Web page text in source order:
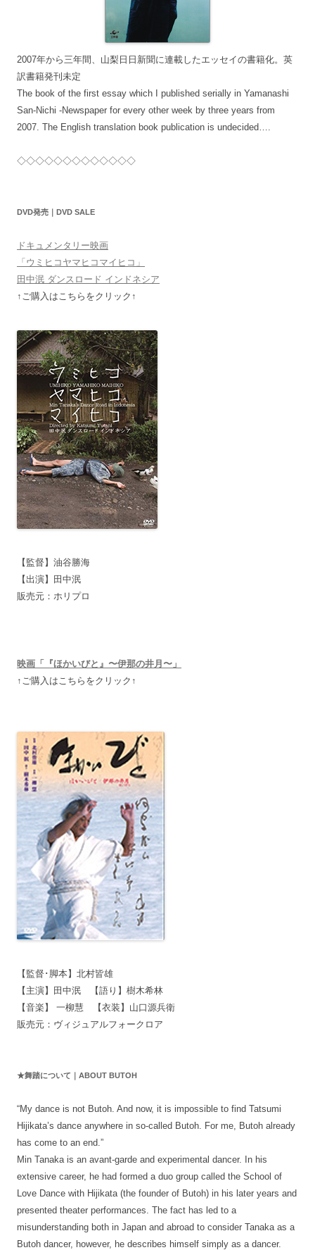
2007年から三年間、山梨日日新聞に連載したエッセイの書籍化。英
訳書籍発刊未定
The book of the first essay which I published serially in Yamanashi
San-Nichi -Newspaper for every other week by three years from
2007. The English translation book publication is undecided….
◇◇◇◇◇◇◇◇◇◇◇◇◇
DVD発売｜DVD SALE
ドキュメンタリー映画
「ウミヒコヤマヒコマイヒコ」
田中泯 ダンスロード インドネシア
↑ご購入はこちらをクリック↑
【監督】油谷勝海
【出演】田中泯
販売元：ホリプロ
映画「『ほかいびと』〜伊那の井月〜」
↑ご購入はこちらをクリック↑
【監督･脚本】北村皆雄
【主演】田中泯 【語り】樹木希林
【音楽】 一柳慧 【衣装】山口源兵衛
販売元：ヴィジュアルフォークロア
★舞踏について｜ABOUT BUTOH
“My dance is not Butoh. And now, it is impossible to find Tatsumi
Hijikata’s dance anywhere in so-called Butoh. For me, Butoh already
has come to an end.”
Min Tanaka is an avant-garde and experimental dancer. In his
extensive career, he had formed a duo group called the School of
Love Dance with Hijikata (the founder of Butoh) in his later years and
presented theater performances. The fact has led to a
misunderstanding both in Japan and abroad to consider Tanaka as a
Butoh dancer, however, he describes himself simply as a dancer.